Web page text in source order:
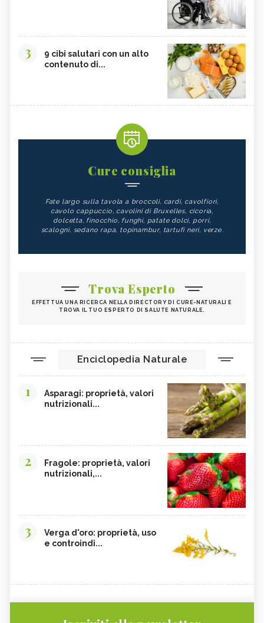
3
9 cibi salutari con un alto
contenuto di...
Cure consiglia
Fate largo sulla tavola a broccoli, cardi, cavolfiori,
cavolo cappuccio, cavolini di Bruxelles, cicoria,
dolcetta, finocchio, funghi, patate dolci, porri,
scalogni, sedano rapa, topinambur, tartufi neri, verze.
Trova Esperto
EFFETTUA UNA RICERCA NELLA DIRECTORY DI CURE-NATURALI E
TROVA IL TUO ESPERTO DI SALUTE NATURALE.
Enciclopedia Naturale
1
Asparagi: proprietà, valori
nutrizionali...
2
Fragole: proprietà, valori
nutrizionali,...
3
Verga d'oro: proprietà, uso
e controindi...